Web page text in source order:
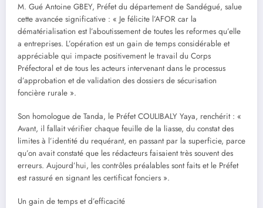
M. Gué Antoine GBEY, Préfet du département de Sandégué, salue
cette avancée significative : « Je félicite l’AFOR car la
dématérialisation est l’aboutissement de toutes les reformes qu’elle
a entreprises. L’opération est un gain de temps considérable et
appréciable qui impacte positivement le travail du Corps
Préfectoral et de tous les acteurs intervenant dans le processus
d’approbation et de validation des dossiers de sécurisation
foncière rurale ».
Son homologue de Tanda, le Préfet COULIBALY Yaya, renchérit : «
Avant, il fallait vérifier chaque feuille de la liasse, du constat des
limites à l’identité du requérant, en passant par la superficie, parce
qu’on avait constaté que les rédacteurs faisaient très souvent des
erreurs. Aujourd’hui, les contrôles préalables sont faits et le Préfet
est rassuré en signant les certificat fonciers ».
Un gain de temps et d’efficacité